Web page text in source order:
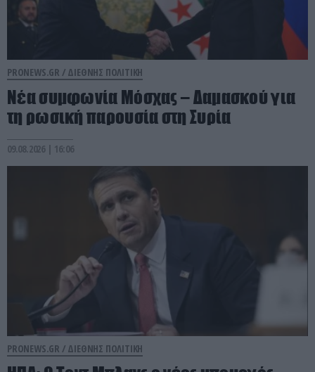
PRONEWS.GR / ΔΙΕΘΝΗΣ ΠΟΛΙΤΙΚΗ
Νέα συμφωνία Μόσχας – Δαμασκού για
τη ρωσική παρουσία στη Συρία
09.08.2026 | 16:06
PRONEWS.GR / ΔΙΕΘΝΗΣ ΠΟΛΙΤΙΚΗ